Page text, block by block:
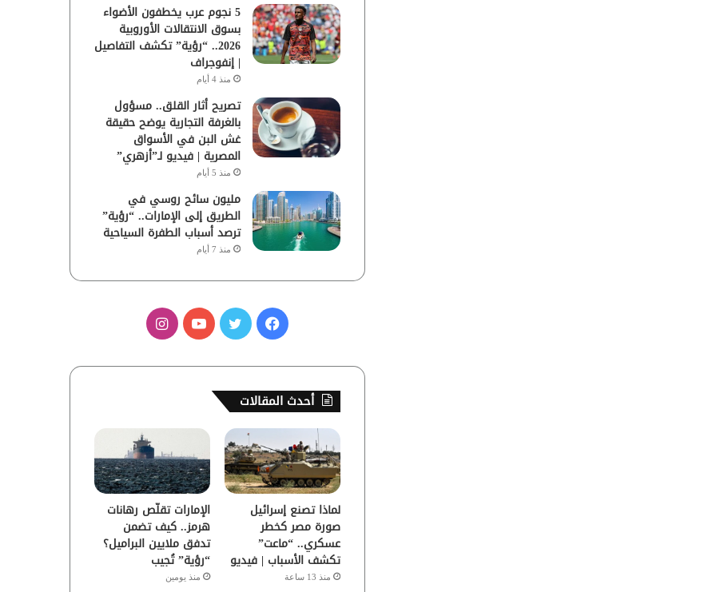
5 نجوم عرب يخطفون الأضواء
بسوق الانتقالات الأوروبية
2026.. “رؤية” تكشف التفاصيل
| إنفوجراف
منذ 4 أيام
تصريح أثار القلق.. مسؤول
بالغرفة التجارية يوضح حقيقة
غش البن في الأسواق
المصرية | فيديو لـ”أزهري”
منذ 5 أيام
مليون سائح روسي في
الطريق إلى الإمارات.. “رؤية”
ترصد أسباب الطفرة السياحية
منذ 7 أيام
ف
س
و
ك
ي
ر
ب
ا
ق
ر
ا
م
أحدث المقالات
لماذا تصنع إسرائيل
صورة مصر كخطر
عسكري.. “ماعت”
تكشف الأسباب | فيديو
منذ 13 ساعة
الإمارات تقلّص رهانات
هرمز.. كيف تضمن
تدفق ملايين البراميل؟
“رؤية” تُجيب
منذ يومين